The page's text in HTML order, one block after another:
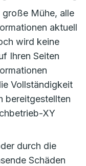
große Mühe, alle
aktuell
wird keine
Ihren Seiten
Vollständigkeit
bereitgestellten
XY
durch die
Schäden